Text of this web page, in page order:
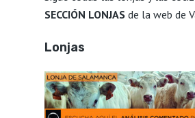
SECCIÓN LONJAS de la web de
Lonjas